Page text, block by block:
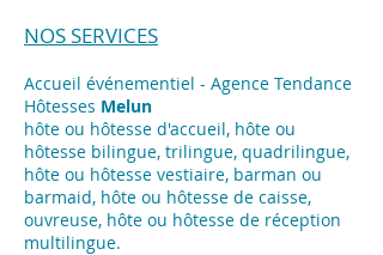
NOS SERVICES
Accueil événementiel - Agence Tendance
Hôtesses Melun
hôte ou hôtesse d'accueil, hôte ou
hôtesse bilingue, trilingue, quadrilingue,
hôte ou hôtesse vestiaire, barman ou
barmaid, hôte ou hôtesse de caisse,
ouvreuse, hôte ou hôtesse de réception
multilingue.